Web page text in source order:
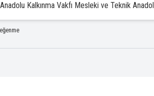
Kalkınma Vakfı Mesleki ve Teknik